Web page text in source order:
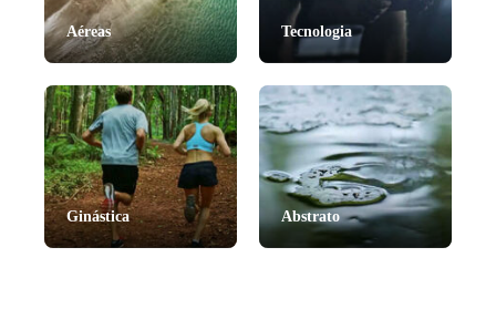
Aéreas Tecnologia
Ginástica Abstrato